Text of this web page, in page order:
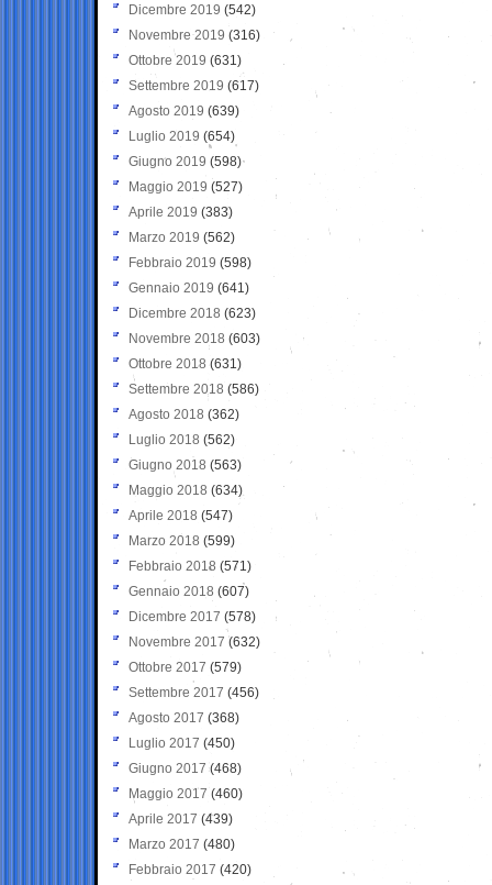
Dicembre 2019 (542)
Novembre 2019 (316)
Ottobre 2019 (631)
Settembre 2019 (617)
Agosto 2019 (639)
Luglio 2019 (654)
Giugno 2019 (598)
Maggio 2019 (527)
Aprile 2019 (383)
Marzo 2019 (562)
Febbraio 2019 (598)
Gennaio 2019 (641)
Dicembre 2018 (623)
Novembre 2018 (603)
Ottobre 2018 (631)
Settembre 2018 (586)
Agosto 2018 (362)
Luglio 2018 (562)
Giugno 2018 (563)
Maggio 2018 (634)
Aprile 2018 (547)
Marzo 2018 (599)
Febbraio 2018 (571)
Gennaio 2018 (607)
Dicembre 2017 (578)
Novembre 2017 (632)
Ottobre 2017 (579)
Settembre 2017 (456)
Agosto 2017 (368)
Luglio 2017 (450)
Giugno 2017 (468)
Maggio 2017 (460)
Aprile 2017 (439)
Marzo 2017 (480)
Febbraio 2017 (420)